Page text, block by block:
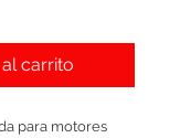
carrito
para motores